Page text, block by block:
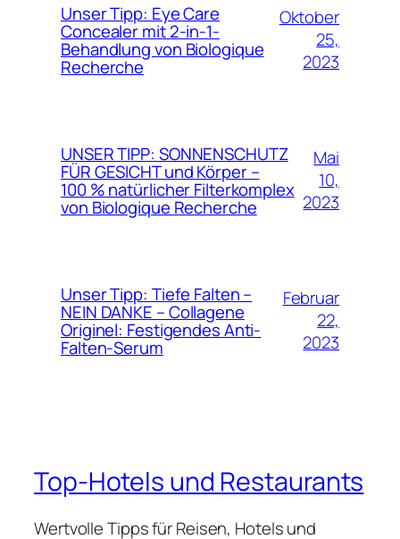
Unser Tipp: Eye Care
Concealer mit 2-in-1-
Behandlung von Biologique
Recherche
Oktober
25,
2023
UNSER TIPP: SONNENSCHUTZ
FÜR GESICHT und Körper –
100 % natürlicher Filterkomplex
von Biologique Recherche
Mai
10,
2023
Unser Tipp: Tiefe Falten –
NEIN DANKE – Collagene
Originel: Festigendes Anti-
Falten-Serum
Februar
22,
2023
Top-Hotels und Restaurants
Wertvolle Tipps für Reisen, Hotels und